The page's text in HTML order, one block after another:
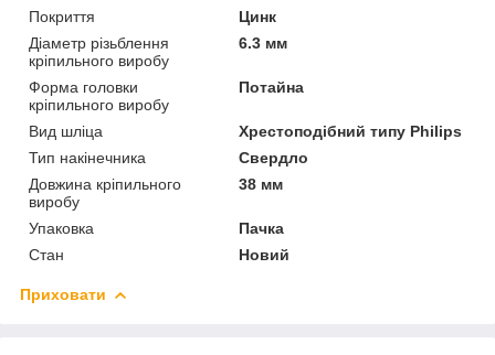
Покриття
Цинк
Діаметр різьблення
кріпильного виробу
6.3 мм
Форма головки
кріпильного виробу
Потайна
Вид шліца
Хрестоподібний типу Philips
Тип накінечника
Свердло
Довжина кріпильного
виробу
38 мм
Упаковка
Пачка
Стан
Новий
Приховати